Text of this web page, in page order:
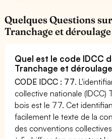
Quelques Questions
Tranchage et
Quel est le code IDCC
Tranchage et
CODE IDCC : 77.
collective nationale (IDCC)
bois est le 77. Cet
facilement le texte de la
des conventions